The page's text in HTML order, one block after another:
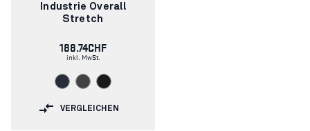
Industrie Overall
Stretch
188.74CHF
inkl. MwSt.
VERGLEICHEN